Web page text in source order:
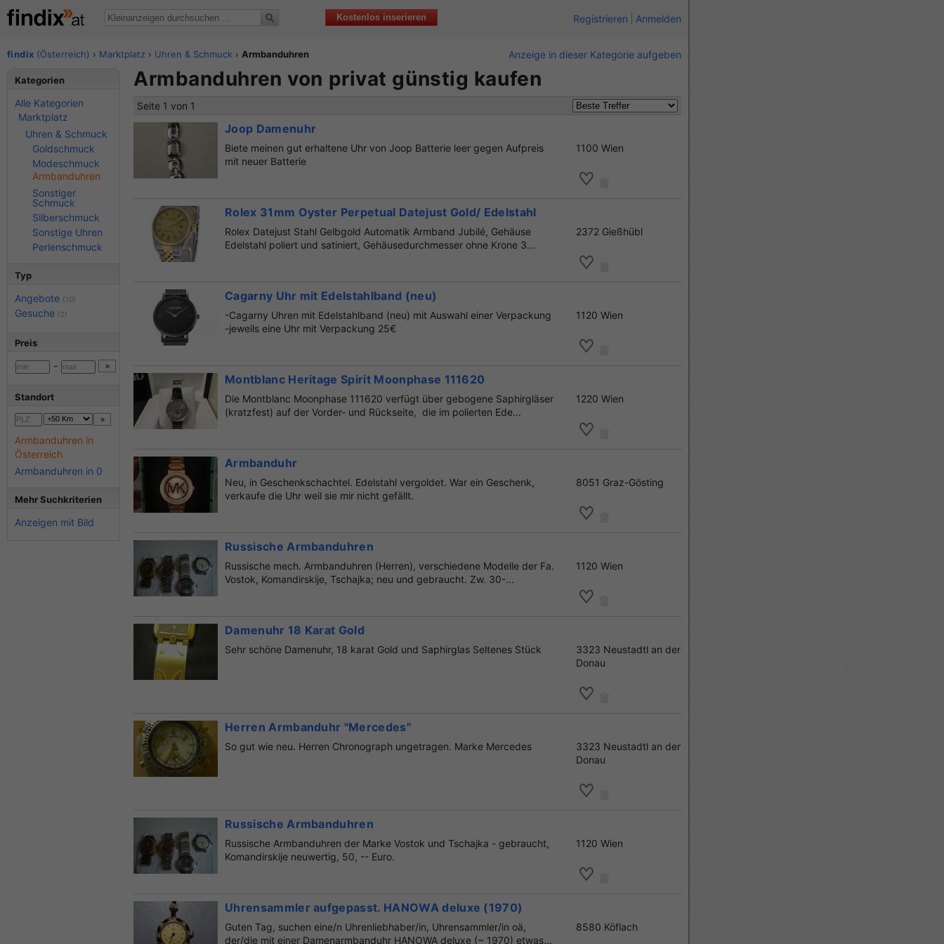
Kostenlos inserieren Registrieren Anmelden
findix (Österreich) › Marktplatz › Uhren & Schmuck › Armbanduhren Anzeige in dieser Kategorie aufgeben
Armbanduhren von privat günstig kaufen
Seite 1 von 1
Joop Damenuhr
Biete meinen gut erhaltene Uhr von Joop Batterie leer gegen Aufpreis
mit neuer Batterie
1100 Wien
Rolex 31mm Oyster Perpetual Datejust Gold/ Edelstahl
Rolex Datejust Stahl Gelbgold Automatik Armband Jubilé, Gehäuse
Edelstahl poliert und satiniert, Gehäusedurchmesser ohne Krone 3...
2372 Gießhübl
Cagarny Uhr mit Edelstahlband (neu)
-Cagarny Uhren mit Edelstahlband (neu) mit Auswahl einer Verpackung
-jeweils eine Uhr mit Verpackung 25€
1120 Wien
Montblanc Heritage Spirit Moonphase 111620
Die Montblanc Moonphase 111620 verfügt über gebogene Saphirgläser
(kratzfest) auf der Vorder- und Rückseite, die im polierten Ede...
1220 Wien
Armbanduhr
Neu, in Geschenkschachtel. Edelstahl vergoldet. War ein Geschenk,
verkaufe die Uhr weil sie mir nicht gefällt.
8051 Graz-Gösting
Russische Armbanduhren
Russische mech. Armbanduhren (Herren), verschiedene Modelle der Fa.
Vostok, Komandirskije, Tschajka; neu und gebraucht. Zw. 30-...
1120 Wien
Damenuhr 18 Karat Gold
Sehr schöne Damenuhr, 18 karat Gold und Saphirglas Seltenes Stück
3323 Neustadtl an der
Donau
Herren Armbanduhr "Mercedes"
So gut wie neu. Herren Chronograph ungetragen. Marke Mercedes
3323 Neustadtl an der
Donau
Russische Armbanduhren
Russische Armbanduhren der Marke Vostok und Tschajka - gebraucht,
Komandirskije neuwertig, 50, -- Euro.
1120 Wien
Uhrensammler aufgepasst. HANOWA deluxe (1970)
Guten Tag, suchen eine/n Uhrenliebhaber/in, Uhrensammler/in oä,
der/die mit einer Damenarmbanduhr HANOWA deluxe (~ 1970) etwas...
8580 Köflach
Kategorien
Alle Kategorien
Marktplatz
Uhren & Schmuck
Goldschmuck
Modeschmuck
Armbanduhren
Sonstiger
Schmuck
Silberschmuck
Sonstige Uhren
Perlenschmuck
Typ
Angebote (10)
Gesuche (2)
Preis
-
Standort
Armbanduhren in
Österreich
Armbanduhren in 0
Mehr Suchkriterien
Anzeigen mit Bild